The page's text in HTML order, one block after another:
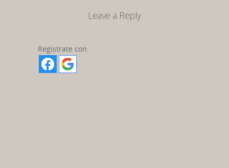
Leave a Reply
Regístrate con: